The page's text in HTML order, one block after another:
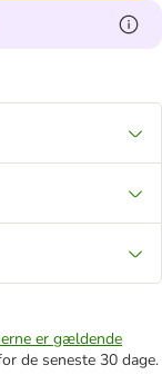
er gældende
de seneste 30 dage.